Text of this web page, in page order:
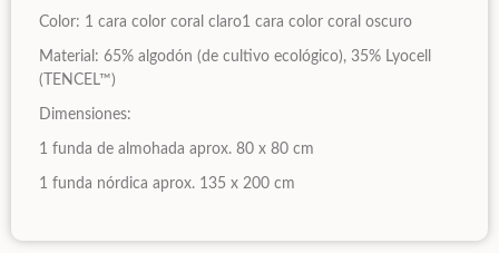
Color: 1 cara color coral claro1 cara color coral oscuro
Material: 65% algodón (de cultivo ecológico), 35% Lyocell
(TENCEL™)
Dimensiones:
1 funda de almohada aprox. 80 x 80 cm
1 funda nórdica aprox. 135 x 200 cm